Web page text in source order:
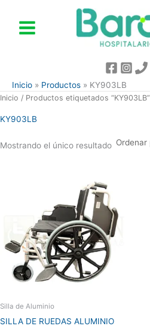
contenido
Inicio Productos KY903LB
Inicio / Productos etiquetados “KY903LB”
KY903LB
Mostrando el único resultado
Silla de Aluminio
SILLA DE RUEDAS ALUMINIO